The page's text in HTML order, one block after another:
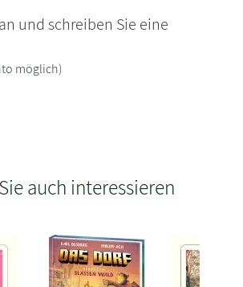
und schreiben Sie eine
möglich)
auch interessieren